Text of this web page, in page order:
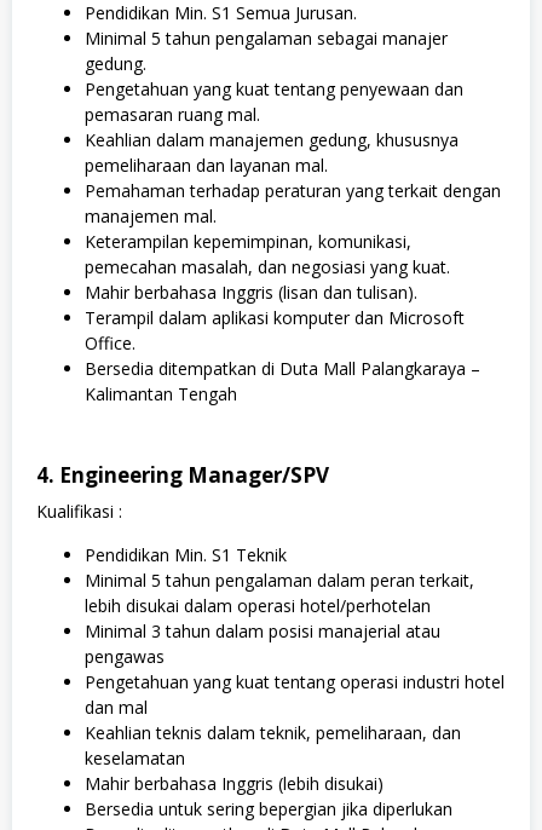
Pendidikan Min. S1 Semua Jurusan.
Minimal 5 tahun pengalaman sebagai manajer
gedung.
Pengetahuan yang kuat tentang penyewaan dan
pemasaran ruang mal.
Keahlian dalam manajemen gedung, khususnya
pemeliharaan dan layanan mal.
Pemahaman terhadap peraturan yang terkait dengan
manajemen mal.
Keterampilan kepemimpinan, komunikasi,
pemecahan masalah, dan negosiasi yang kuat.
Mahir berbahasa Inggris (lisan dan tulisan).
Terampil dalam aplikasi komputer dan Microsoft
Office.
Bersedia ditempatkan di Duta Mall Palangkaraya –
Kalimantan Tengah
4. Engineering Manager/SPV
Kualifikasi :
Pendidikan Min. S1 Teknik
Minimal 5 tahun pengalaman dalam peran terkait,
lebih disukai dalam operasi hotel/perhotelan
Minimal 3 tahun dalam posisi manajerial atau
pengawas
Pengetahuan yang kuat tentang operasi industri hotel
dan mal
Keahlian teknis dalam teknik, pemeliharaan, dan
keselamatan
Mahir berbahasa Inggris (lebih disukai)
Bersedia untuk sering bepergian jika diperlukan